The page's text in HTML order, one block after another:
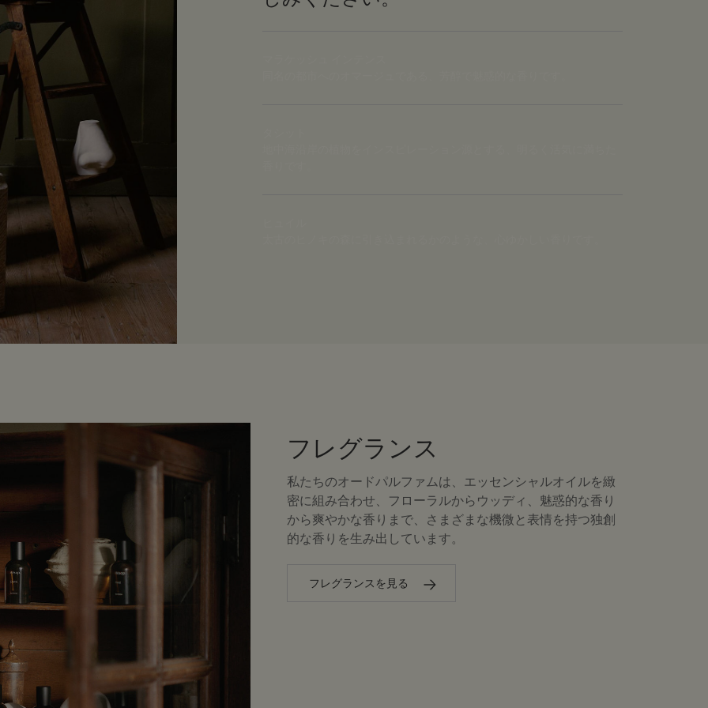
フレグランス
私たちのオードパルファムは、エッセンシャルオイルを緻
密に組み合わせ、フローラルからウッディ、魅惑的な香り
から爽やかな香りまで、さまざまな機微と表情を持つ独創
的な香りを生み出しています。
フレグランスを見る